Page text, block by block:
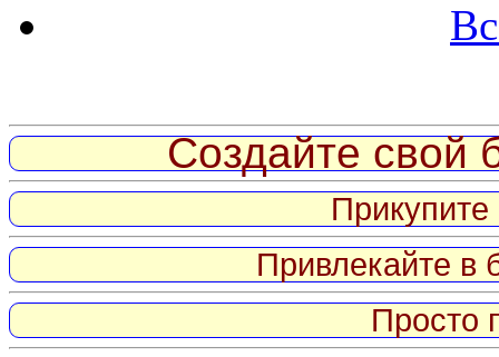
Создайте свой
Привлекайте в
Просто